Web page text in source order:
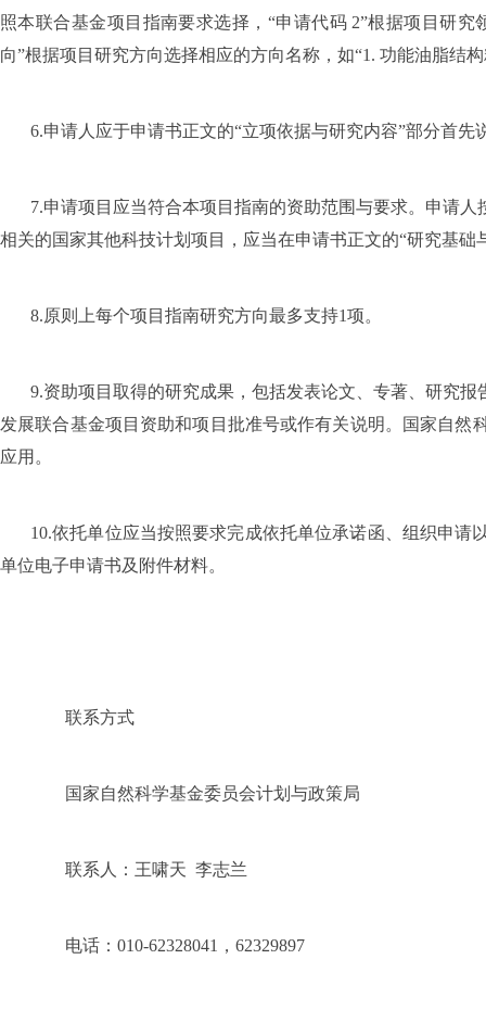
照本联合基金项目指南要求选择，“申请代码 2”根据项目研究
向”根据项目研究方向选择相应的方向名称，如“1. 功能油脂结
6.申请人应于申请书正文的“立项依据与研究内容”部分首
7.申请项目应当符合本项目指南的资助范围与要求。申请
相关的国家其他科技计划项目，应当在申请书正文的“研究基
8.原则上每个项目指南研究方向最多支持1项。
9.资助项目取得的研究成果，包括发表论文、专著、研究
发展联合基金项目资助和项目批准号或作有关说明。国家自
应用。
10.依托单位应当按照要求完成依托单位承诺函、组织申请
单位电子申请书及附件材料。
联系方式
国家自然科学基金委员会计划与政策局
联系人：王啸天 李志兰
电话： 010-62328041 ， 62329897